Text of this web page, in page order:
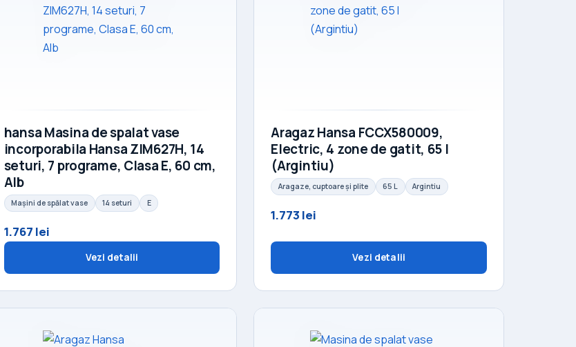
hansa Masina de spalat vase
incorporabila Hansa ZIM627H, 14
seturi, 7 programe, Clasa E, 60 cm,
Alb
Mașini de spălat vase 14 seturi E
1.767 lei
Vezi detalii
Aragaz Hansa FCCX580009,
Electric, 4 zone de gatit, 65 l
(Argintiu)
Aragaze, cuptoare și plite 65 L Argintiu
1.773 lei
Vezi detalii